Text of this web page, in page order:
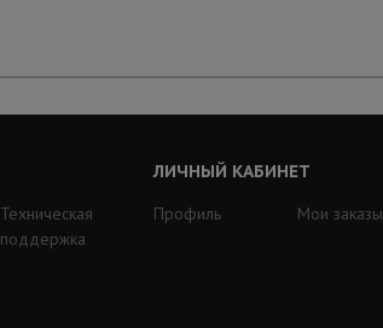
Техническая
поддержка
ЛИЧНЫЙ КАБИНЕТ
Профиль
Мои заказы